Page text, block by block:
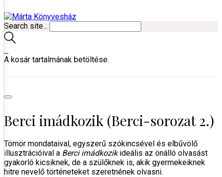
Search site...
…
A kosár tartalmának betöltése.
Berci imádkozik (Berci-sorozat 2.)
Tömör mondataival, egyszerű szókincsével és elbűvölő
illusztrációival a Berci imádkozikideális az önálló olvasást
gyakorló kicsiknek, de a szülőknek is, akik gyermekeiknek
hitre nevelő történeteket szeretnének olvasni.